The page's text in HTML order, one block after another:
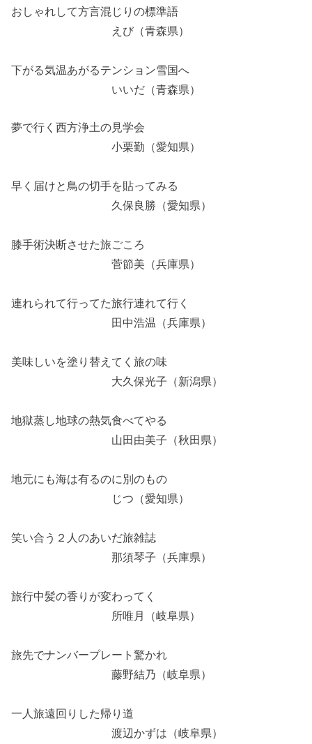
おしゃれして方言混じりの標準語
えび（青森県）
下がる気温あがるテンション雪国へ
いいだ（青森県）
夢で行く西方浄土の見学会
小栗勤（愛知県）
早く届けと鳥の切手を貼ってみる
久保良勝（愛知県）
膝手術決断させた旅ごころ
菅節美（兵庫県）
連れられて行ってた旅行連れて行く
田中浩温（兵庫県）
美味しいを塗り替えてく旅の味
大久保光子（新潟県）
地獄蒸し地球の熱気食べてやる
山田由美子（秋田県）
地元にも海は有るのに別のもの
じつ（愛知県）
笑い合う２人のあいだ旅雑誌
那須琴子（兵庫県）
旅行中髪の香りが変わってく
所唯月（岐阜県）
旅先でナンバープレート驚かれ
藤野結乃（岐阜県）
一人旅遠回りした帰り道
渡辺かずは（岐阜県）